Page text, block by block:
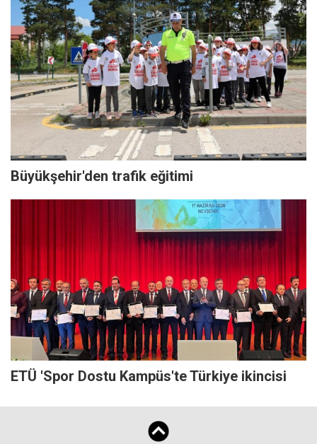
Büyükşehir'den trafik eğitimi
ETÜ 'Spor Dostu Kampüs'te Türkiye ikincisi